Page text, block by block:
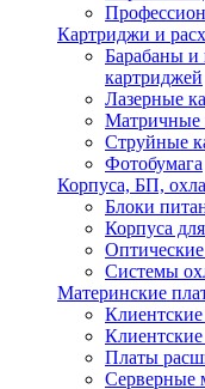
Картриджи и
Барабаны и
картриджей
Лазерные
Матричные
Струйные
Фотобумага
Корпуса, БП,
Блоки
Корпуса
Системы
Материнские
Платы
Серверные